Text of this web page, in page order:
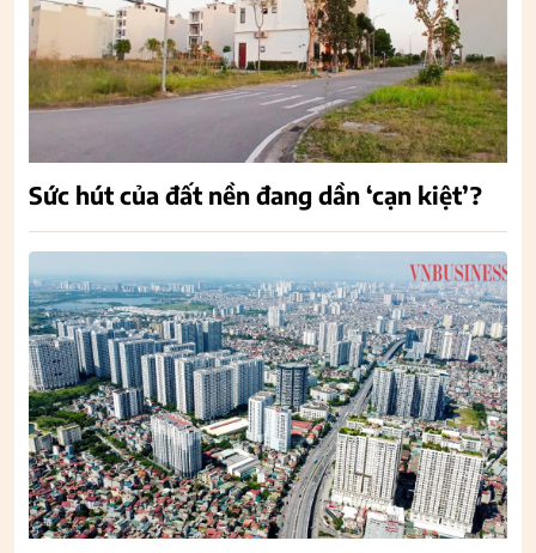
Sức hút của đất nền đang dần ‘cạn kiệt’?